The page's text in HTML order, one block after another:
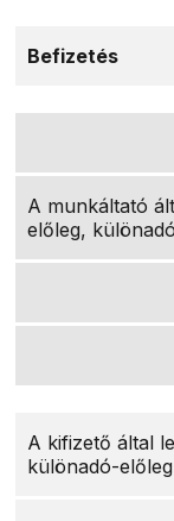
Befizetés
A munkáltató
előleg,
A kifizető által
különadó-előleg